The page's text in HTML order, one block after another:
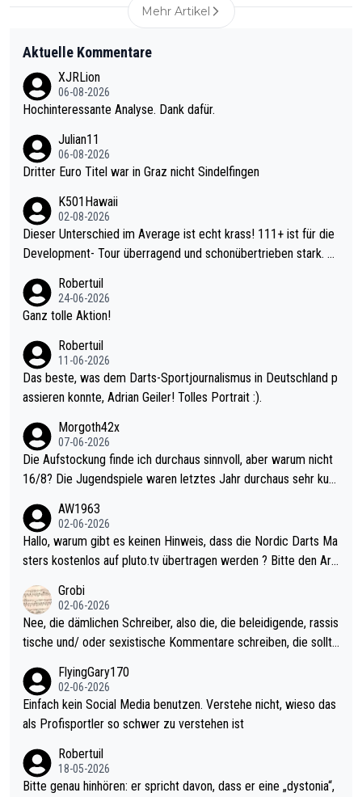
Mehr Artikel
Aktuelle Kommentare
XJRLion
06-08-2026
Hochinteressante Analyse. Dank dafür.
Julian11
06-08-2026
Dritter Euro Titel war in Graz nicht Sindelfingen
K501Hawaii
02-08-2026
Dieser Unterschied im Average ist echt krass! 111+ ist für die
Development- Tour überragend und schonübertrieben stark. U
mal 40+ erst recht. Da gewinnst keinen Blumentopf - ist ja noc
h krasser wie ein Pokalspiel eines Kreisligisten vs einem Bund
Robertuil
24-06-2026
Ganz tolle Aktion!
Robertuil
11-06-2026
Das beste, was dem Darts-Sportjournalismus in Deutschland p
assieren konnte, Adrian Geiler! Tolles Portrait :).
Morgoth42x
07-06-2026
Die Aufstockung finde ich durchaus sinnvoll, aber warum nicht
16/8? Die Jugendspiele waren letztes Jahr durchaus sehr kurz
Allerdings ist Mitchell Lawrie als Nummer 1 der Welt eh qualifi
ziert. Somit ändert die automatische Qualifikation des Weltmei
sters erstmal nichts. Ich denke sie wollen damit für nächstes J
ohl wenig WDF Turniere spielen. Dies war bei Archie Self letzt
es Jahr der Fall. Er musste als amtierender Weltmeister durch
den Qualifier und ich glaube kaum, dass Mitchel sich das (in Ve
gas) antun würde, wenn er doch eigentlich die PDC-WM als Zi
el hat.
AW1963
02-06-2026
Hallo, warum gibt es keinen Hinweis, dass die Nordic Darts Ma
sters kostenlos auf pluto.tv übertragen werden ? Bitte den Arti
Grobi
02-06-2026
Nee, die dämlichen Schreiber, also die, die beleidigende, rassis
tische und/ oder sexistische Kommentare schreiben, die sollte
s Leben in den Griff kriegen. Nur eins wundert mich: Luke Little
r war doch neulich erst derjenige, der über Social Media GvV p
rovoziert hat. Und Littlers Mutter schießt öfters mal gegen Ric
FlyingGary170
02-06-2026
Einfach kein Social Media benutzen. Verstehe nicht, wieso das
als Profisportler so schwer zu verstehen ist
Robertuil
18-05-2026
Bitte genau hinhören: er spricht davon, dass er eine „dystonia“,